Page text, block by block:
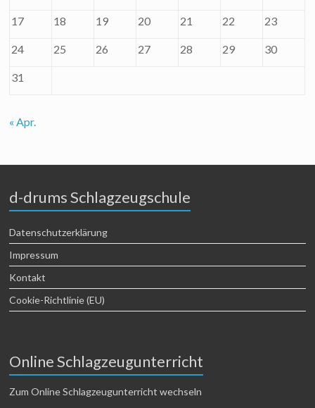
17 18 19 20 21 22 23
24 25 26 27 28 29 30
31
« Apr.
d-drums Schlagzeugschule
Datenschutzerklärung
Impressum
Kontakt
Cookie-Richtlinie (EU)
Online Schlagzeugunterricht
Zum Online Schlagzeugunterricht wechseln